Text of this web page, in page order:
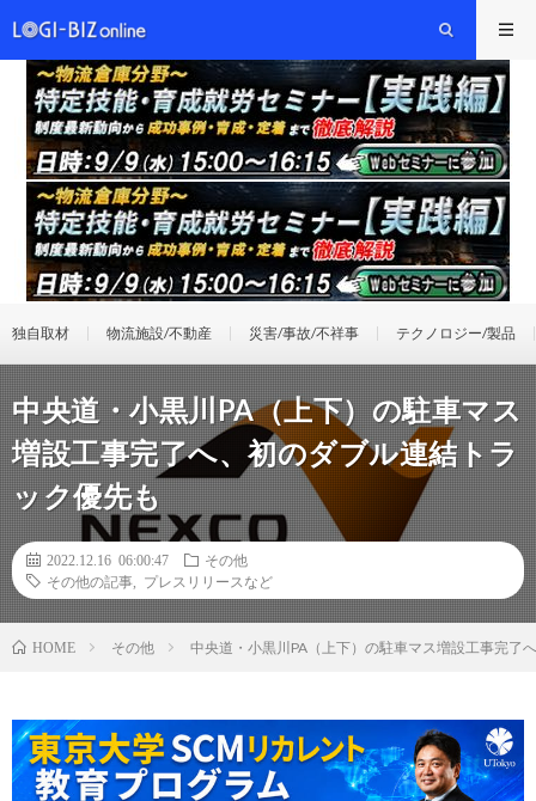
独自取材 物流施設/不動産 災害/事故/不祥事 テクノロジー/製品
中央道・小黒川PA（上下）の駐車マス
増設工事完了へ、初のダブル連結トラ
ック優先も
2022.12.16 06:00:47
その他
その他の記事
プレスリリースなど
HOME その他 中央道・小黒川PA（上下）の駐車マス増設工事完了